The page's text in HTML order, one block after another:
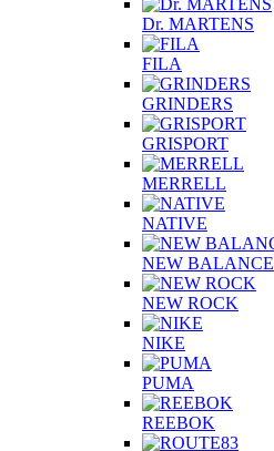
Dr. MARTENS
FILA
GRINDERS
GRISPORT
MERRELL
NATIVE
NEW BALANCE
NEW ROCK
NIKE
PUMA
REEBOK